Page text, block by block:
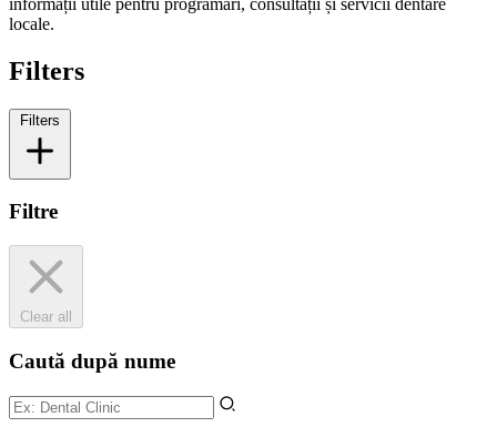
locale.
Filters
Filters
Filtre
Clear all
Caută după nume